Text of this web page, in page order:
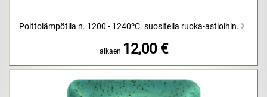
Polttolämpötila n. 1200 - 1240ºC. suositella ruoka-astioihin.
alkaen 12,00 €